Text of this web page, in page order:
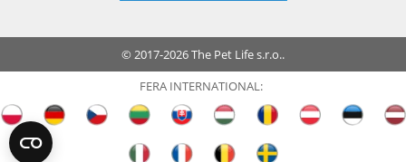
© 2017-2026 The Pet Life s.r.o..
FERA INTERNATIONAL: